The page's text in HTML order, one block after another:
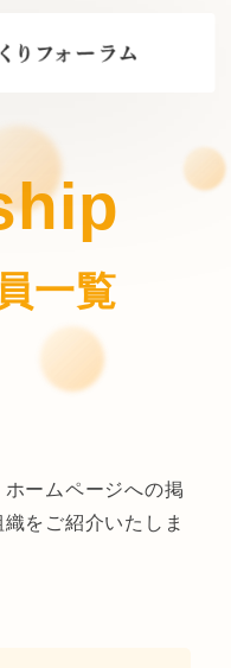
一覧
ームページへの掲
をご紹介いたしま